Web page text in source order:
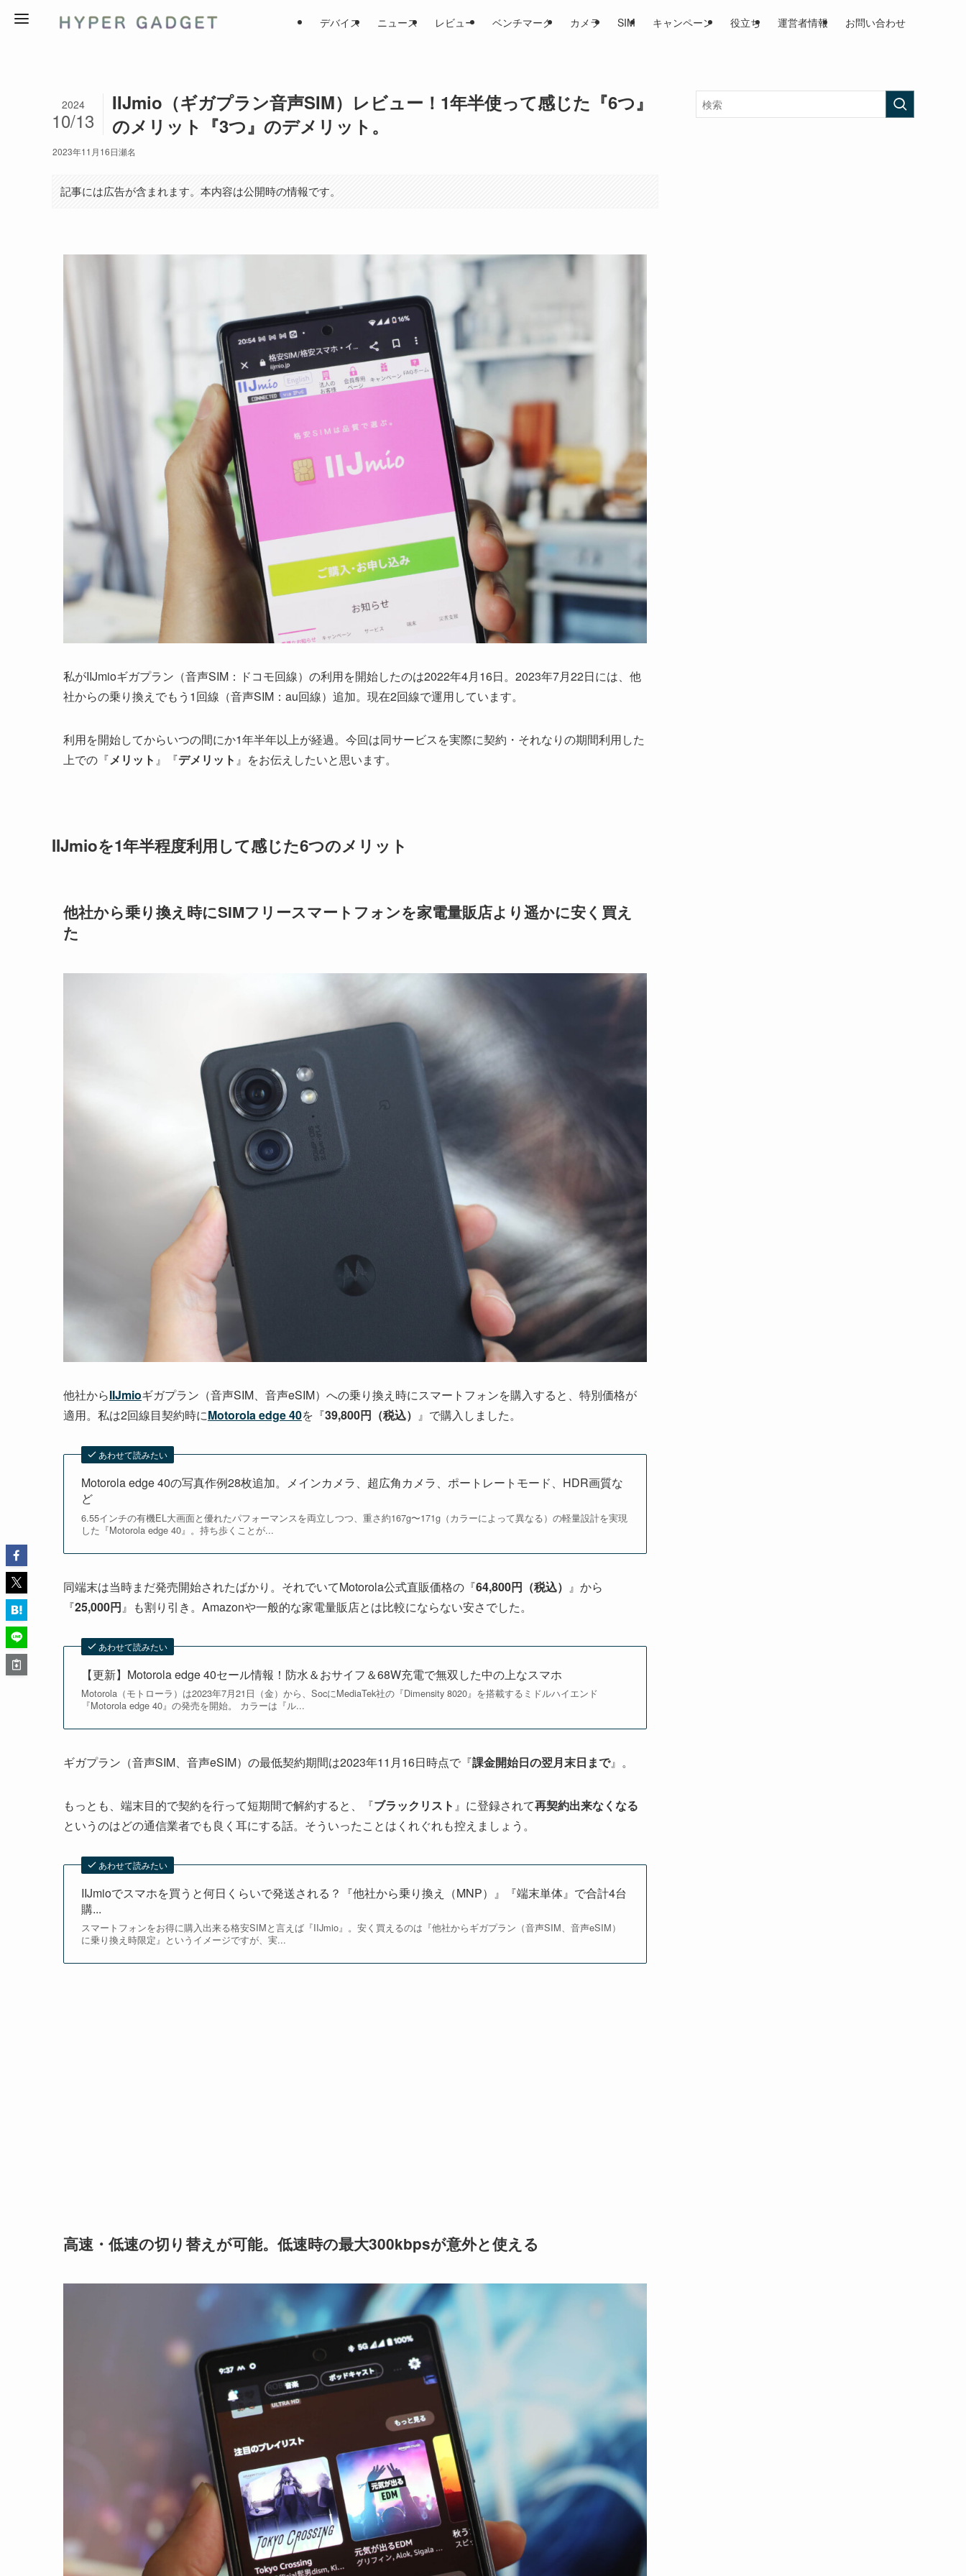
デバイス ニュース レビュー ベンチマーク カメラ SIM キャンペーン 役立ち 運営者情報 お問い合わせ
IIJmio（ギガプラン音声SIM）レビュー！1年半使って感じた『6つ』
のメリット『3つ』のデメリット。
2024
10/13
2023年11月16日瀬名
記事には広告が含まれます。本内容は公開時の情報です。
私がIIJmioギガプラン（音声SIM：ドコモ回線）の利用を開始したのは2022年4月16日。2023年7月22日には、他
社からの乗り換えでもう1回線（音声SIM：au回線）追加。現在2回線で運用しています。
利用を開始してからいつの間にか1年半年以上が経過。今回は同サービスを実際に契約・それなりの期間利用した
上での『メリット 』『デメリット 』をお伝えしたいと思います。
IIJmioを1年半程度利用して感じた6つのメリット
他社から乗り換え時にSIMフリースマートフォンを家電量販店より遥かに安く買え
た
他社からIIJmioギガプラン（音声SIM、音声eSIM）への乗り換え時にスマートフォンを購入すると、特別価格が
適用。私は2回線目契約時にMotorola edge 40を『39,800円（税込） 』で購入しました。
あわせて読みたい
Motorola edge 40の写真作例28枚追加。メインカメラ、超広角カメラ、ポートレートモード、HDR画質な
ど
6.55インチの有機EL大画面と優れたパフォーマンスを両立しつつ、重さ約167g〜171g（カラーによって異なる）の軽量設計を実現
した『Motorola edge 40』。持ち歩くことが...
同端末は当時まだ発売開始されたばかり。それでいてMotorola公式直販価格の『64,800円（税込） 』から
『25,000円』も割り引き。Amazonや一般的な家電量販店とは比較にならない安さでした。
あわせて読みたい
【更新】Motorola edge 40セール情報！防水＆おサイフ＆68W充電で無双した中の上なスマホ
Motorola（モトローラ）は2023年7月21日（金）から、SocにMediaTek社の『Dimensity 8020』を搭載するミドルハイエンド
『Motorola edge 40』の発売を開始。 カラーは『ル...
ギガプラン（音声SIM、音声eSIM）の最低契約期間は2023年11月16日時点で『課金開始日の翌月末日まで』。
もっとも、端末目的で契約を行って短期間で解約すると、『ブラックリスト 』に登録されて再契約出来なくなる
というのはどの通信業者でも良く耳にする話。そういったことはくれぐれも控えましょう。
あわせて読みたい
IIJmioでスマホを買うと何日くらいで発送される？『他社から乗り換え（MNP）』『端末単体』で合計4台
購...
スマートフォンをお得に購入出来る格安SIMと言えば『IIJmio』。安く買えるのは『他社からギガプラン（音声SIM、音声eSIM）
に乗り換え時限定』というイメージですが、実...
高速・低速の切り替えが可能。低速時の最大300kbpsが意外と使える